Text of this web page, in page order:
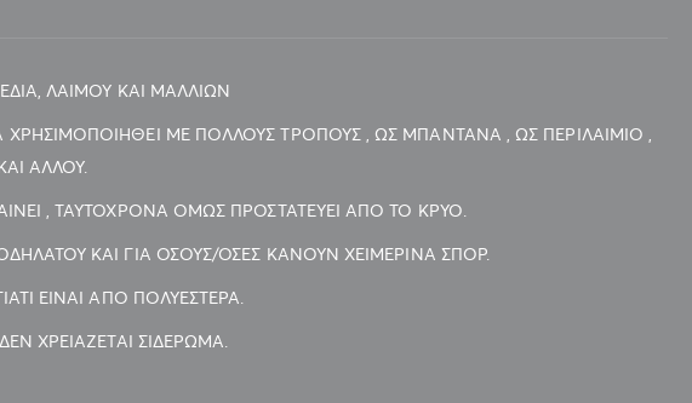
ΡΟΖ
ΛΑΙΜΟΥ ΚΑΙ ΜΑΛΛΙΩΝ
ΜΕ ΠΟΛΛΟΥΣ ΤΡΟΠΟΥΣ , ΩΣ ΜΠΑΝΤΑΝΑ , ΩΣ ΠΕΡΙΛΑΙΜΙΟ ,
ΑΛΛΟΥ.
, ΤΑΥΤΟΧΡΟΝΑ ΟΜΩΣ ΠΡΟΣΤΑΤΕΥΕΙ ΑΠΟ ΤΟ ΚΡΥΟ.
ΚΑΙ ΓΙΑ ΟΣΟΥΣ/ΟΣΕΣ ΚΑΝΟΥΝ ΧΕΙΜΕΡΙΝΑ ΣΠΟΡ.
ΕΙΝΑΙ ΑΠΟ ΠΟΛΥΕΣΤΕΡΑ.
ΧΡΕΙΑΖΕΤΑΙ ΣΙΔΕΡΩΜΑ.